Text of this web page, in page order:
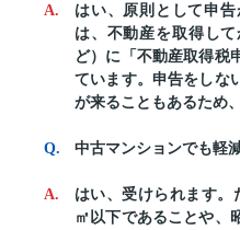
はい、原則として申
は、不動産を取得し
ど）に「不動産取得税
ています。申告をしな
が来ることもあるため
中古マンションでも軽
はい、受けられます。
㎡以下であることや、